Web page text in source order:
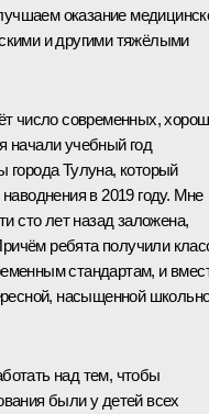
оказание
и другими тяжёлыми
число современных,
начали учебный год
города Тулуна, который
в 2019 году. Мне
сто лет назад заложена,
ребята получили
стандартам, и
насыщенной
над тем, чтобы
были у детей всех